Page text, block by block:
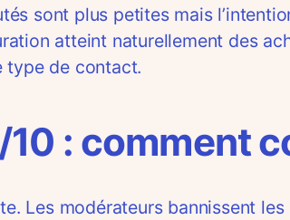
sont plus petites mais
atteint naturellement des
type de contact.
: comment
Les modérateurs bannissent